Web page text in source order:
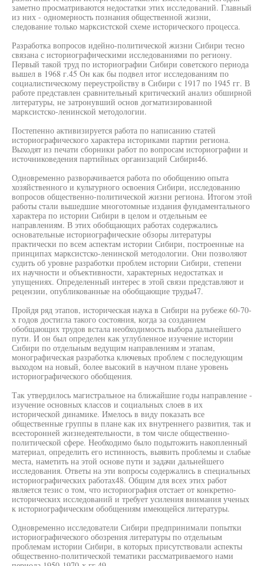
заметно просматриваются недостатки этих исследований. Главный
из них - одномерность познания общественной жизни,
следование только марксистской схеме исторического процесса.
Разработка вопросов идейно-политической жизни Сибири тесно
связана с историографическими исследованиями по региону.
Первый такой труд по историографии Сибири советского периода
вышел в 1968 г.45 Он как бы подвел итог исследованиям по
социалистическому переустройству в Сибири с 1917 по 1945 гг. В
работе представлен сравнительный критический анализ обширной
литературы, не затронувший основ догматизированной
марксистско-ленинской методологии.
Постепенно активизируется работа по написанию статей
историографического характера историками партии региона.
Выходят из печати сборники работ по вопросам историографии и
источниковедения партийных организаций Сибири46.
Одновременно разворачивается работа по обобщению опыта
хозяйственного и культурного освоения Сибири, исследованию
вопросов общественно-политической жизни региона. Итогом этой
работы стали вышедшие многотомные издания фундаментального
характера по истории Сибири в целом и отдельным ее
направлениям. В этих обобщающих работах содержались
основательные историографические обзоры литературы
практически по всем аспектам истории Сибири, построенные на
принципах марксистско-ленинской методологии. Они позволяют
судить об уровне разработки проблем истории Сибири, степени
их научности и объективности, характерных недостатках и
упущениях. Определенный интерес в этой связи представляют и
рецензии, опубликованные на обобщающие труды47.
Пройдя ряд этапов, историческая наука в Сибири на рубеже 60-70-
х годов достигла такого состояния, когда за созданием
обобщающих трудов встала необходимость выбора дальнейшего
пути. И он был определен как углубленное изучение истории
Сибири по отдельным ведущим направлениям и этапам,
монографическая разработка ключевых проблем с последующим
выходом на новый, более высокий в научном плане уровень
историографического обобщения.
Так утвердилось магистральное на ближайшие годы направление -
изучение основных классов и социальных слоев в их
исторической динамике. Имелось в виду показать все
общественные группы в плане как их внутреннего развития, так и
всесторонней жизнедеятельности, в том числе общественно-
политической сфере. Необходимо было подытожить накопленный
материал, определить его истинность, выявить проблемы и слабые
места, наметить на этой основе пути и задачи дальнейшего
исследования. Ответы на эти вопросы содержались в специальных
историографических работах48. Общим для всех этих работ
является тезис о том, что историография отстает от конкретно-
исторических исследований и требует усиления внимания ученых
к историографическим обобщениям имеющейся литературы.
Одновременно исследователи Сибири предпринимали попытки
историографического обозрения литературы по отдельным
проблемам истории Сибири, в которых присутствовали аспекты
общественно-политической тематики рассматриваемого нами